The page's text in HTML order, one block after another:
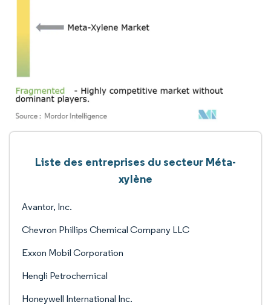
Liste des entreprises du secteur Méta-
xylène
Avantor, Inc.
Chevron Phillips Chemical Company LLC
Exxon Mobil Corporation
Hengli Petrochemical
Honeywell International Inc.